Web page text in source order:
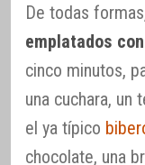
De todas
emplatados
cinco minutos,
una cuchara, un
el ya típico
chocolate, una